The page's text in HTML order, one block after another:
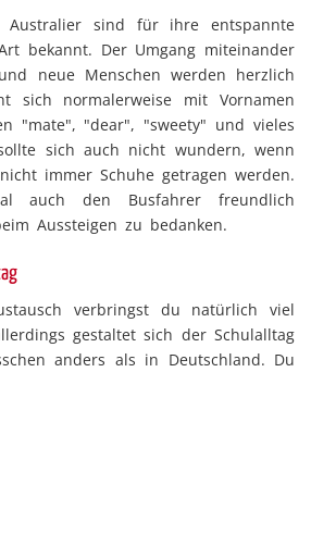
sind für ihre entspannte
bekannt. Der Umgang miteinander
neue Menschen werden herzlich
sich normalerweise mit Vornamen
"mate", "dear", "sweety" und vieles
sich auch nicht wundern, wenn
immer Schuhe getragen werden.
auch den Busfahrer freundlich
Aussteigen zu bedanken.
verbringst du natürlich viel
gestaltet sich der Schulalltag
anders als in Deutschland. Du